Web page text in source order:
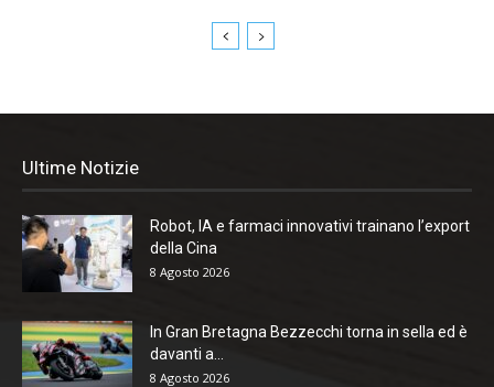
Ultime Notizie
Robot, IA e farmaci innovativi trainano l’export
della Cina
8 Agosto 2026
In Gran Bretagna Bezzecchi torna in sella ed è
davanti a...
8 Agosto 2026